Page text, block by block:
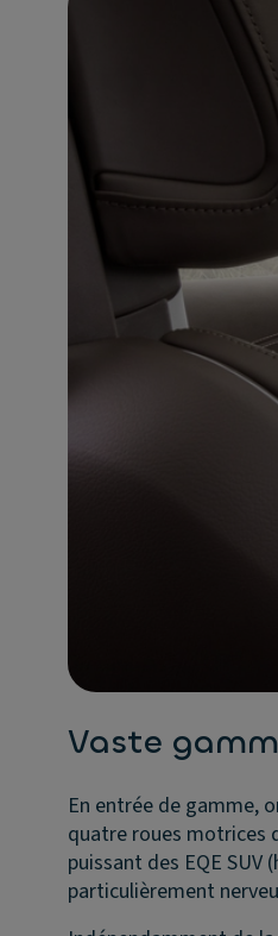
Vaste
En entrée de gamme,
quatre roues motrices
puissant des EQE SUV
particulièrement